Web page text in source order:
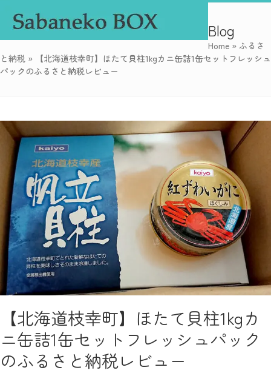
Open
mobile
menu
Close
mobile
menu
Blog
Home » ふるさ
と納税 »
【北海道枝幸町】ほたて貝柱1kgカニ缶詰1缶セットフレッシュ
パックのふるさと納税レビュー
【北海道枝幸町】ほたて貝柱1kgカ
ニ缶詰1缶セットフレッシュパック
のふるさと納税レビュー